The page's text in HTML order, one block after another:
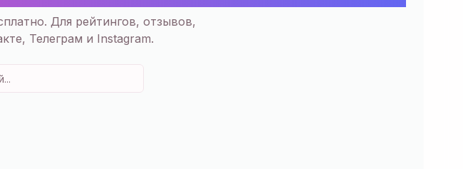
Для рейтингов, отзывов,
Телеграм и Instagram.